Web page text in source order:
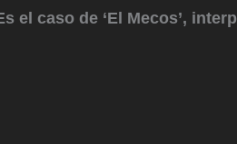
el caso de ‘El Mecos’,